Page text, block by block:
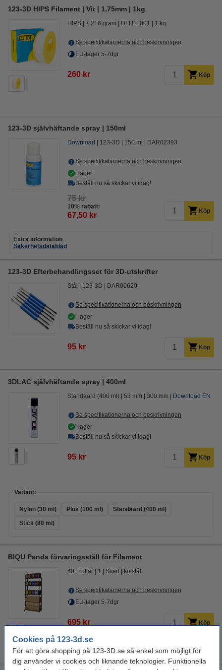
Cookies på 123-3d.se
För att göra shopping på 123-3D.se så enkel som möjligt för
dig använder vi cookies och liknande teknologier. Funktionella
123-3D HIPS Filament | Vit | 1,75mm | 1kg
HIPS ± 216 gram DFH11001 1 kg
Se specifikationerna och beskrivningen
EU-lager 5-7dgr
260 kr Köp
123-3D självhäftande spray | 150ml
Download 123-3D 150 ml DAR02393
Se specifikationerna och beskrivningen
i lager
Beställ nu så skickar vi idag!
75 kr
10% rabatt:
67,50 kr Köp
Extra information
Säkerhetsdatablad
123-3D Efterbehandlingsset för 3D-utskrifter
Stål 123-3D DAR00620
Se specifikationerna och beskrivningen
i lager
Beställ nu så skickar vi idag!
95 kr Köp
3DLAC självhäftande spray | 400ml
Standaard (400 ml) 53 mm 300 mm Download EN
Se specifikationerna och beskrivningen
i lager
Beställ nu så skickar vi idag!
95 kr Köp
Variant:
Nylon (30 ml) Plus (100 ml)
Standaard (400 ml)
Stick (80 ml)
BIQU Panda förvaringsställ för Filament
40+ rullar 1 Svart kolstål
Se specifikationerna och beskrivningen
EU-lager 5-7dgr
695 kr Köp